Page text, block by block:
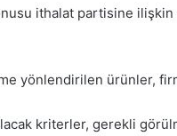
ithalat partisine ilişkin
yönlendirilen ürünler,
kriterler, gerekli